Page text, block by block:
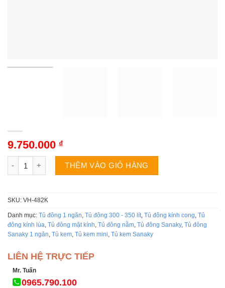
9.750.000 ₫
Tủ đông Sanaky VH-482K | 324L 1 ngăn số lượng
THÊM VÀO GIỎ HÀNG
SKU: VH-482K
Danh mục: Tủ đông 1 ngăn Tủ đông 300 - 350 lít Tủ đông kính cong Tủ
đông kính lùa Tủ đông mặt kính Tủ đông nằm Tủ đông Sanaky, Tủ đông
Sanaky 1 ngăn Tủ kem Tủ kem mini Tủ kem Sanaky
LIÊN HỆ TRỰC TIẾP
Mr. Tuấn
0965.790.100